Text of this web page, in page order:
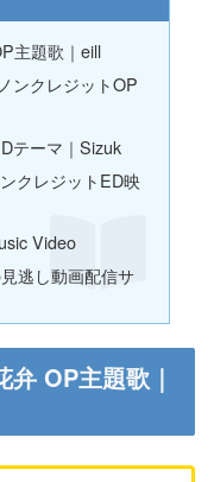
主題歌｜eill
ンクレジットOP
テーマ｜Sizuk
クレジットED映
Video
逃し動画配信サ
OP主題歌｜